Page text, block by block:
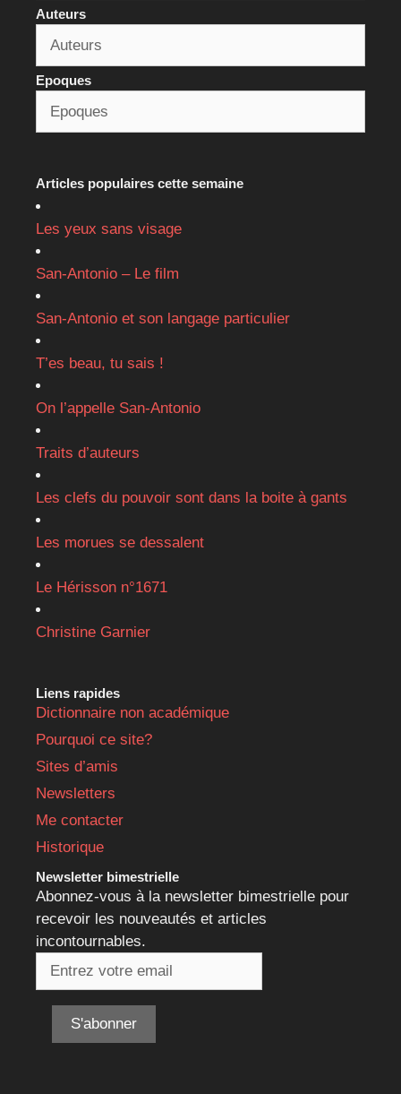
Auteurs
Epoques
Articles populaires cette semaine
Les yeux sans visage
San-Antonio – Le film
San-Antonio et son langage particulier
T’es beau, tu sais !
On l’appelle San-Antonio
Traits d’auteurs
Les clefs du pouvoir sont dans la boite à gants
Les morues se dessalent
Le Hérisson n°1671
Christine Garnier
Liens rapides
Dictionnaire non académique
Pourquoi ce site?
Sites d’amis
Newsletters
Me contacter
Historique
Newsletter bimestrielle
Abonnez-vous à la newsletter bimestrielle pour
recevoir les nouveautés et articles
incontournables.